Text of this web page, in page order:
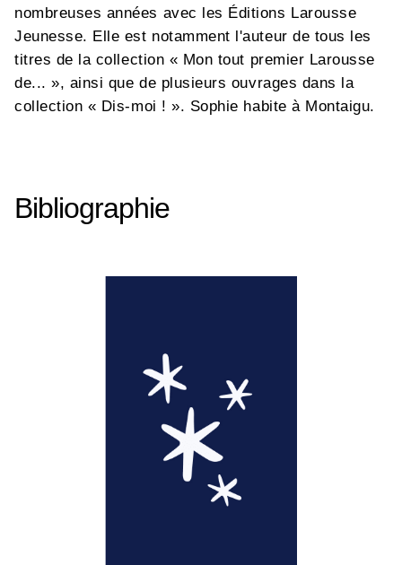
nombreuses années avec les Éditions Larousse
Jeunesse. Elle est notamment l'auteur de tous les
titres de la collection « Mon tout premier Larousse
de... », ainsi que de plusieurs ouvrages dans la
collection « Dis-moi ! ». Sophie habite à Montaigu.
Bibliographie